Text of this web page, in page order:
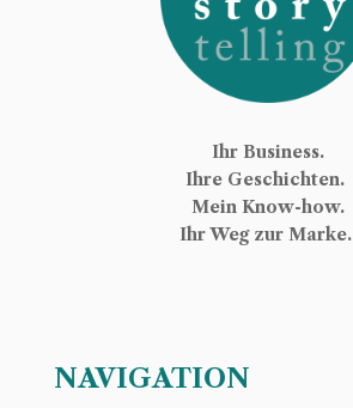
Ihr Business.
Ihre Geschichten.
Mein Know-how.
Ihr Weg zur Marke.
NAVIGATION